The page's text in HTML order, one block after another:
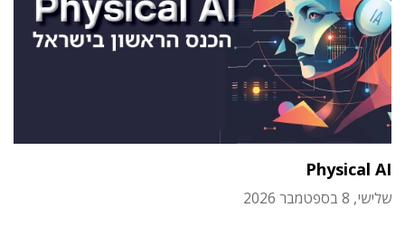
Physical AI
שלישי, 8 בספטמבר 2026